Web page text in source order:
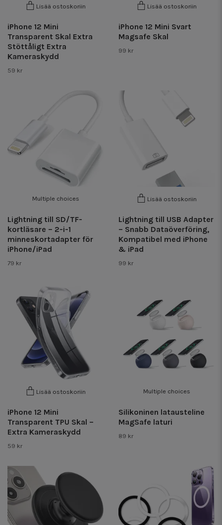
Lisää ostoskoriin
iPhone 12 Mini
Transparent Skal Extra
Stöttåligt Extra
Kameraskydd
59 kr
Lisää ostoskoriin
iPhone 12 Mini Svart
Magsafe Skal
99 kr
Multiple choices
Lightning till SD/TF-
kortläsare – 2-i-1
minneskortadapter för
iPhone/iPad
79 kr
Lisää ostoskoriin
Lightning till USB Adapter
– Snabb Dataöverföring,
Kompatibel med iPhone
& iPad
99 kr
Lisää ostoskoriin
iPhone 12 Mini
Transparent TPU Skal –
Extra Kameraskydd
59 kr
Multiple choices
Silikoninen latausteline
MagSafe laturi
89 kr